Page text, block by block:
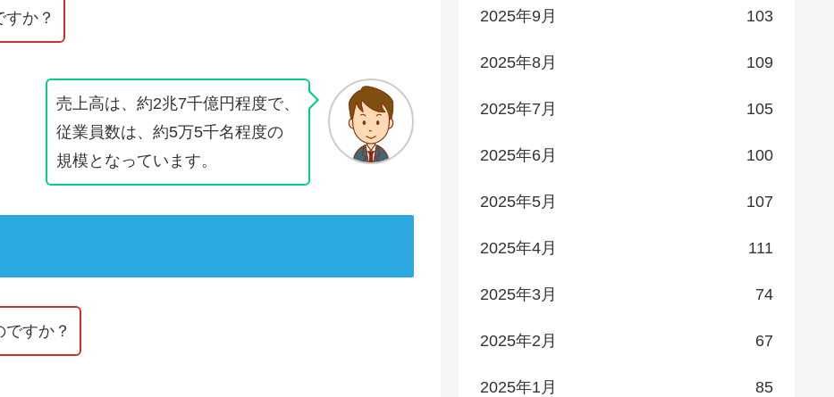
か？
売上高は、約2兆7千億円程度で、
従業員数は、約5万5千名程度の
規模となっています。
すか？
2025年9月 103
2025年8月 109
2025年7月 105
2025年6月 100
2025年5月 107
2025年4月 111
2025年3月 74
2025年2月 67
2025年1月 85